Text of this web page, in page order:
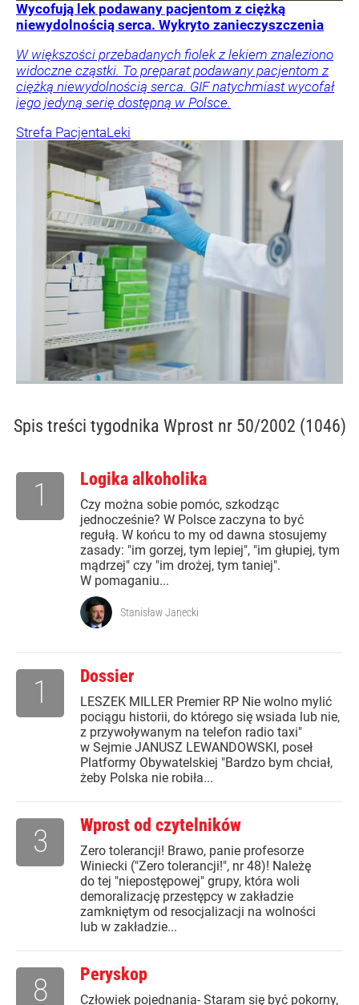
Wycofują lek podawany pacjentom z ciężką
niewydolnością serca. Wykryto zanieczyszczenia
W większości przebadanych fiolek z lekiem znaleziono
widoczne cząstki. To preparat podawany pacjentom z
ciężką niewydolnością serca. GIF natychmiast wycofał
jego jedyną serię dostępną w Polsce.
Strefa PacjentaLeki
Spis treści tygodnika Wprost nr 50/2002 (1046)
Logika alkoholika
Czy można sobie pomóc, szkodząc
jednocześnie? W Polsce zaczyna to być
regułą. W końcu to my od dawna stosujemy
zasady: "im gorzej, tym lepiej", "im głupiej, tym
mądrzej" czy "im drożej, tym taniej".
W pomaganiu...
1
Stanisław Janecki
Dossier
LESZEK MILLER Premier RP Nie wolno mylić
pociągu historii, do którego się wsiada lub nie,
z przywoływanym na telefon radio taxi"
w Sejmie JANUSZ LEWANDOWSKI, poseł
Platformy Obywatelskiej "Bardzo bym chciał,
żeby Polska nie robiła...
1
Wprost od czytelników
Zero tolerancji! Brawo, panie profesorze
Winiecki ("Zero tolerancji!", nr 48)! Należę
do tej "niepostępowej" grupy, która woli
demoralizację przestępcy w zakładzie
zamkniętym od resocjalizacji na wolności
lub w zakładzie...
3
Peryskop
Człowiek pojednania- Staram się być pokorny,
8